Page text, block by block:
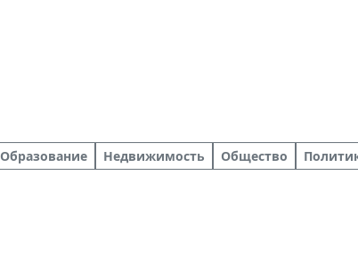
Образование Недвижимость Общество